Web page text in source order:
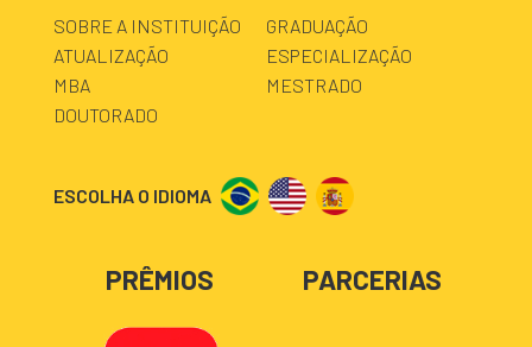
SOBRE A INSTITUIÇÃO
GRADUAÇÃO
ATUALIZAÇÃO
ESPECIALIZAÇÃO
MBA
MESTRADO
DOUTORADO
ESCOLHA O IDIOMA
PRÊMIOS PARCERIAS